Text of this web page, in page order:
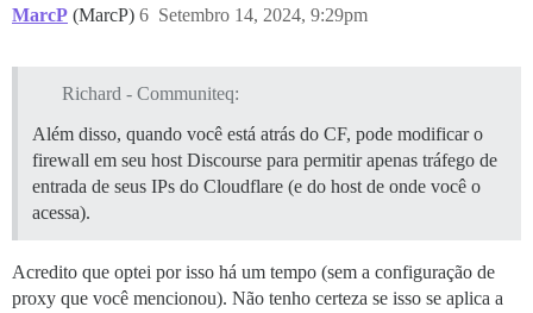
MarcP (MarcP) Setembro 14, 2024, 9:29pm
6
Richard - Communiteq:
Além disso, quando você está atrás do CF, pode modificar o
firewall em seu host Discourse para permitir apenas tráfego de
entrada de seus IPs do Cloudflare (e do host de onde você o
acessa).
Acredito que optei por isso há um tempo (sem a configuração de
proxy que você mencionou). Não tenho certeza se isso se aplica a